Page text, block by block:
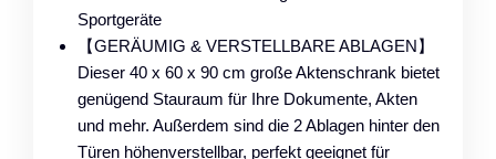
Sportgeräte
【GERÄUMIG & VERSTELLBARE ABLAGEN】
Dieser 40 x 60 x 90 cm große Aktenschrank bietet
genügend Stauraum für Ihre Dokumente, Akten
und mehr. Außerdem sind die 2 Ablagen hinter den
Türen höhenverstellbar, perfekt geeignet für